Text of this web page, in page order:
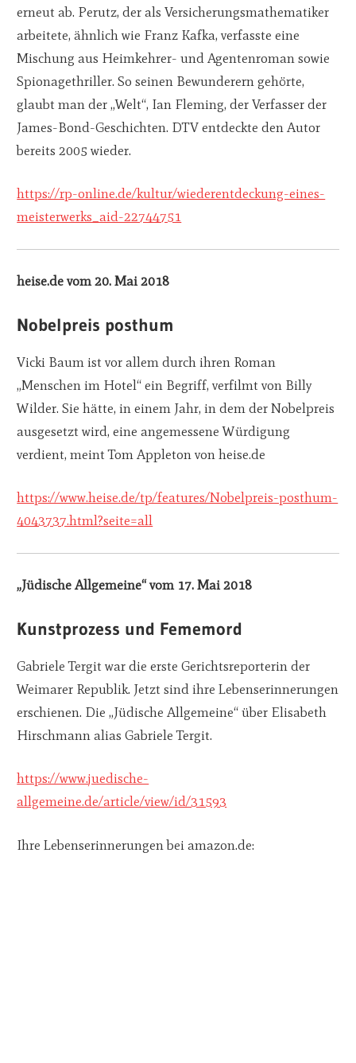
erneut ab. Perutz, der als Versicherungsmathematiker
arbeitete, ähnlich wie Franz Kafka, verfasste eine
Mischung aus Heimkehrer- und Agentenroman sowie
Spionagethriller. So seinen Bewunderern gehörte,
glaubt man der „Welt“, Ian Fleming, der Verfasser der
James-Bond-Geschichten. DTV entdeckte den Autor
bereits 2005 wieder.
https://rp-online.de/kultur/wiederentdeckung-eines-
meisterwerks_aid-22744751
heise.de vom 20. Mai 2018
Nobelpreis posthum
Vicki Baum ist vor allem durch ihren Roman
„Menschen im Hotel“ ein Begriff, verfilmt von Billy
Wilder. Sie hätte, in einem Jahr, in dem der Nobelpreis
ausgesetzt wird, eine angemessene Würdigung
verdient, meint Tom Appleton von heise.de
https://www.heise.de/tp/features/Nobelpreis-posthum-
4043737.html?seite=all
„Jüdische Allgemeine“ vom 17. Mai 2018
Kunstprozess und Fememord
Gabriele Tergit war die erste Gerichtsreporterin der
Weimarer Republik. Jetzt sind ihre Lebenserinnerungen
erschienen. Die „Jüdische Allgemeine“ über Elisabeth
Hirschmann alias Gabriele Tergit.
https://www.juedische-
allgemeine.de/article/view/id/31593
Ihre Lebenserinnerungen bei amazon.de: